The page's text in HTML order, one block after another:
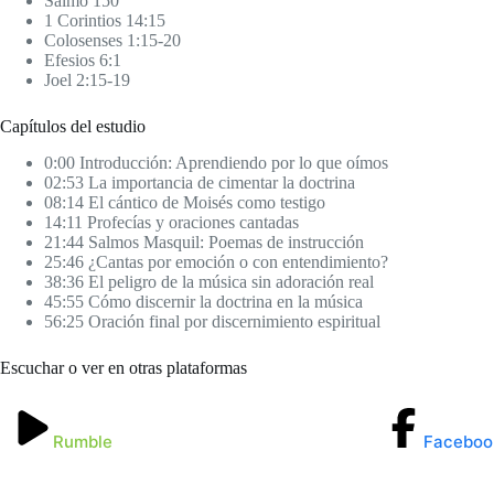
1 Corintios 14:15
Colosenses 1:15-20
Efesios 6:1
Joel 2:15-19
Capítulos del estudio
0:00 Introducción: Aprendiendo por lo que oímos
02:53 La importancia de cimentar la doctrina
08:14 El cántico de Moisés como testigo
14:11 Profecías y oraciones cantadas
21:44 Salmos Masquil: Poemas de instrucción
25:46 ¿Cantas por emoción o con entendimiento?
38:36 El peligro de la música sin adoración real
45:55 Cómo discernir la doctrina en la música
56:25 Oración final por discernimiento espiritual
Escuchar o ver en otras plataformas
Rumble